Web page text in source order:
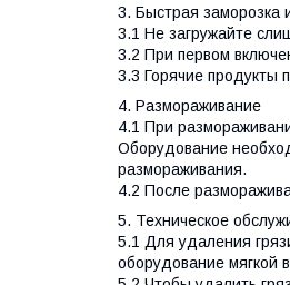
3. Быстрая заморозка
3.1 Не загружайте
3.2 При первом
3.3 Горячие продукты
4. Размораживание
4.1 При
Оборудование
размораживания.
4.2 После
5. Техническое
5.1 Для удаления
оборудование мягкой